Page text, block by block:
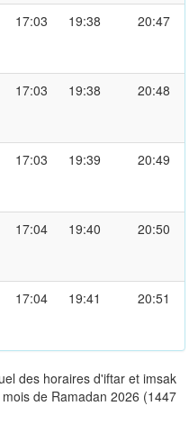
17:03 19:38 20:47
17:03 19:38 20:48
17:03 19:39 20:49
17:04 19:40 20:50
17:04 19:41 20:51
des horaires d'iftar et imsak
de Ramadan 2026 (1447